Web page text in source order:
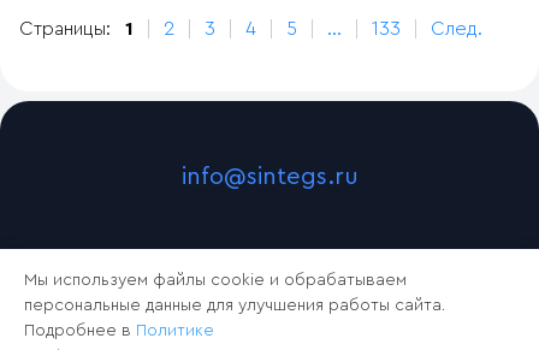
Страницы: 1 2 3 4 5 ... 133 След.
info@sintegs.ru
Мы используем файлы cookie и обрабатываем
персональные данные для улучшения работы сайта.
Подробнее в Политике